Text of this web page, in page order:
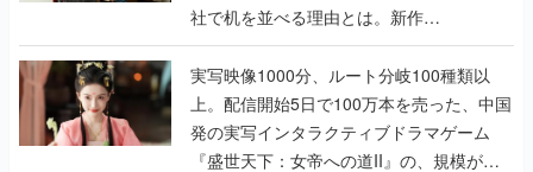
上。配信開始5日で100万本を売った、中国
発の実写インタラクティブドラマゲーム
『盛世天下：女帝への道II』の、規模が違
うこだわりをプロデューサーに聞いた
半年でアプリストアをオープン？ スマホア
プリの“代替ストア”として、わずか6ヵ月で